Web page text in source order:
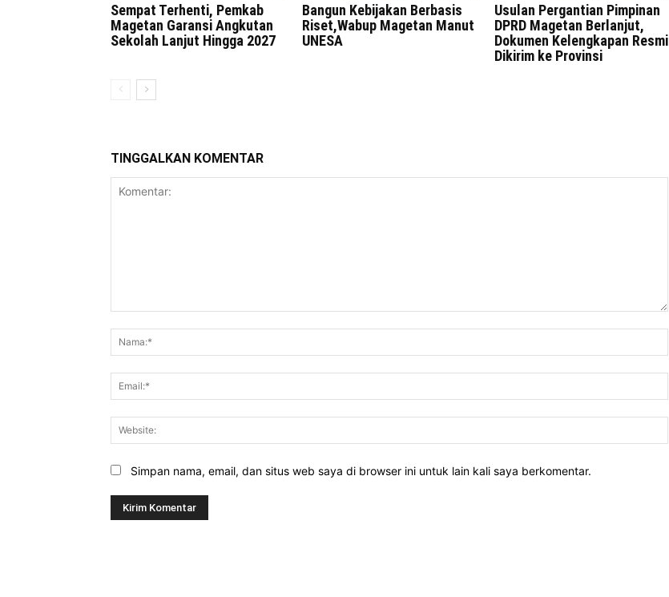
Sempat Terhenti, Pemkab
Magetan Garansi Angkutan
Sekolah Lanjut Hingga 2027
Bangun Kebijakan Berbasis
Riset,Wabup Magetan Manut
UNESA
Usulan Pergantian Pimpinan
DPRD Magetan Berlanjut,
Dokumen Kelengkapan Resmi
Dikirim ke Provinsi
TINGGALKAN KOMENTAR
Simpan nama, email, dan situs web saya di browser ini untuk lain kali saya berkomentar.